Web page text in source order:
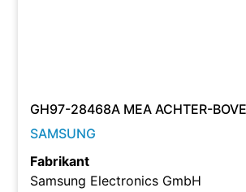
GH97-28468A MEA ACHTER-
SAMSUNG
Fabrikant
Samsung Electronics GmbH